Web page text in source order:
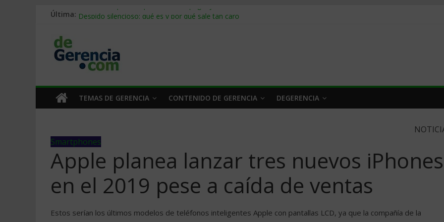
Última: Stablecoins para empresas: cómo pagar y cobrar en 2026
Trabajo forzoso en la cadena de suministro: qué hacer
Mercado hispano de EE. UU.: cómo segmentarlo y venderle
TEMAS DE GERENCIA CONTENIDO DE GERENCIA DEGERENCIA
Smartphones
Apple planea lanzar tres nuevos iPhones
en el 2019 pese a caída de ventas
Estos serían los últimos modelos de teléfonos inteligentes Apple con pantallas LCD, ya que la compañía de la